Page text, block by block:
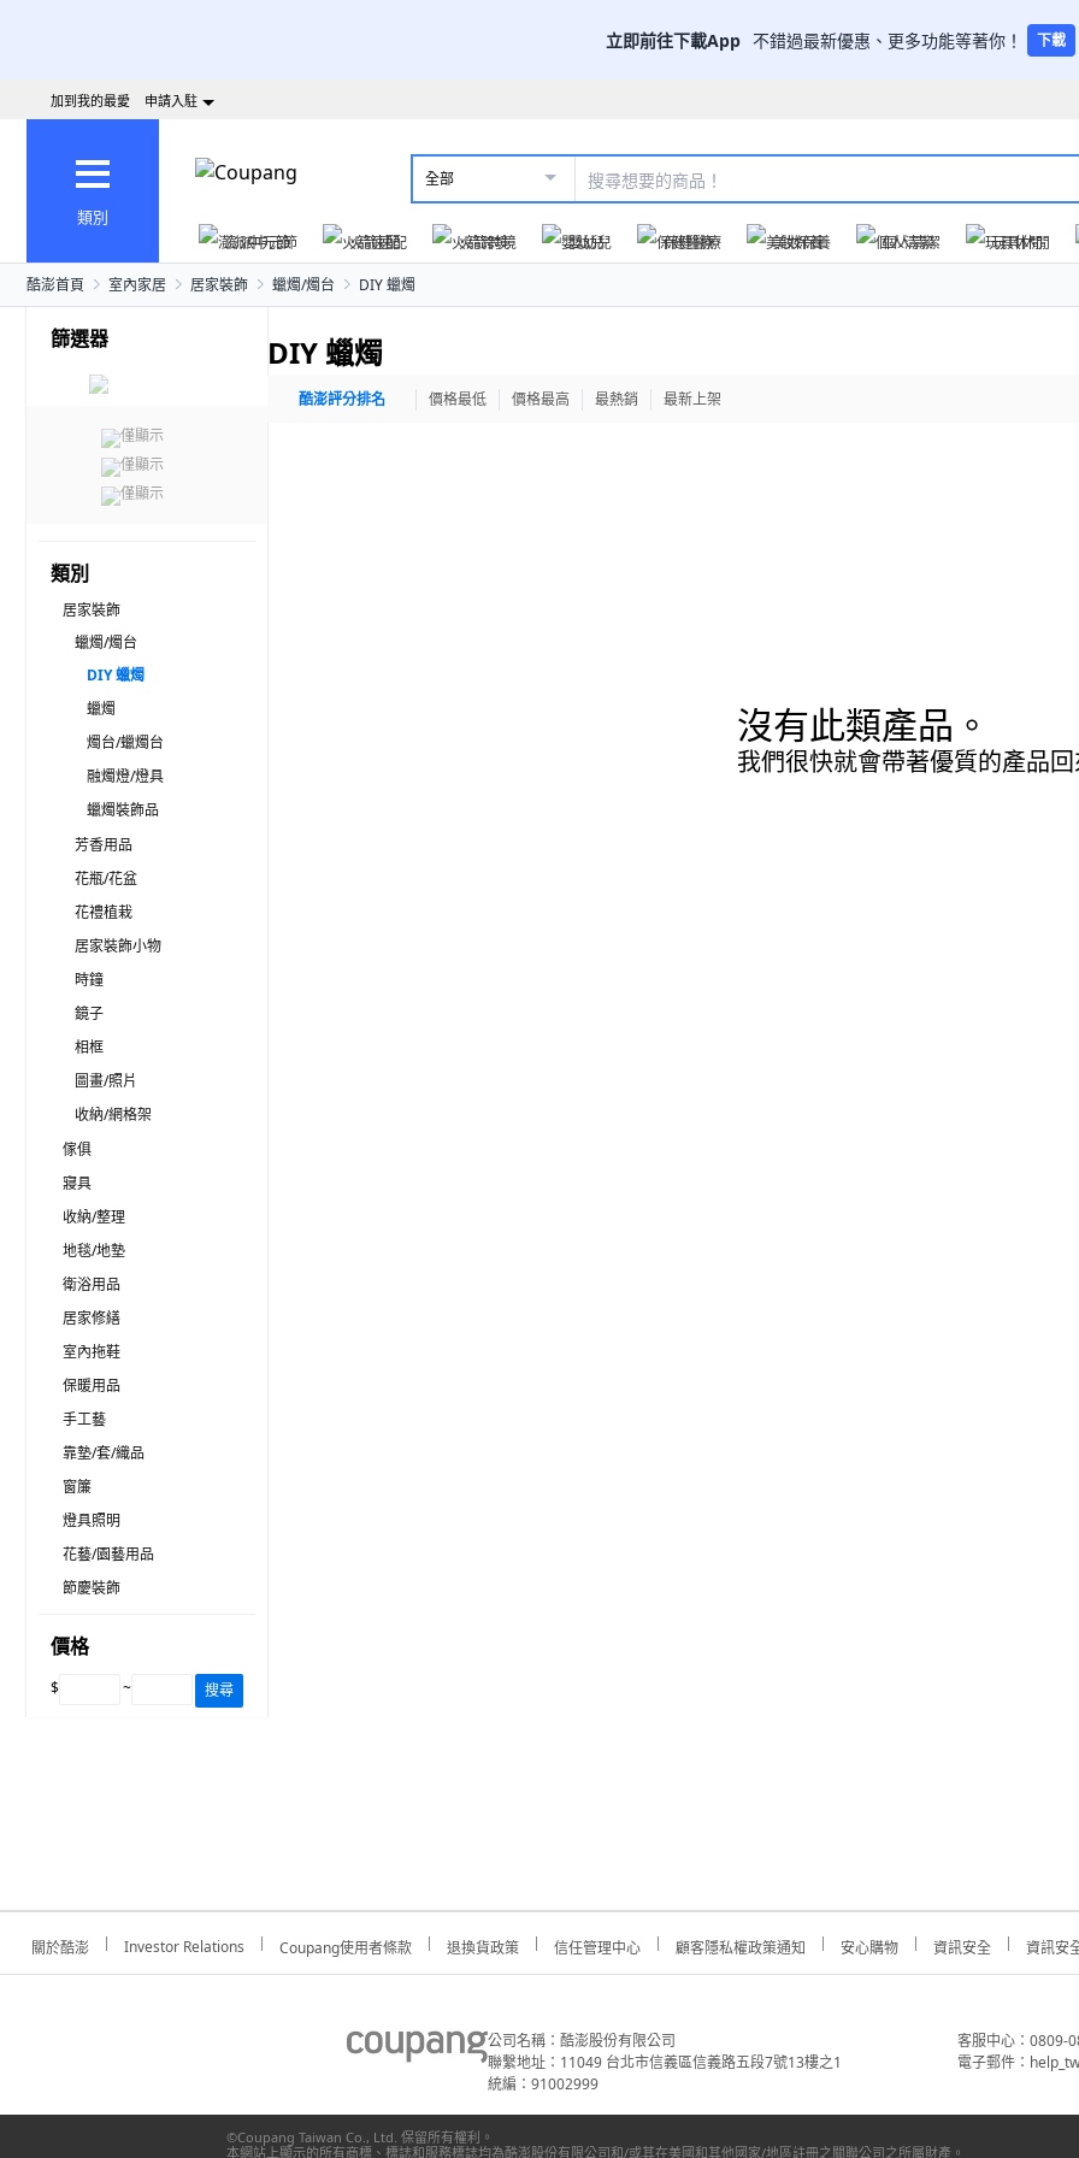
立即前往下載App 不錯過最新優惠、更多功能等著你！ 下載
加到我的最愛 申請入駐
類別
全部
澎派中元節 火箭速配 火箭跨境 嬰幼兒 保健醫療 美妝保養 個人清潔 玩具休閒
酷澎首頁 室內家居 居家裝飾 蠟燭/燭台 DIY 蠟燭
篩選器
僅顯示
僅顯示
僅顯示
類別
居家裝飾
蠟燭/燭台
DIY 蠟燭
蠟燭
燭台/蠟燭台
融燭燈/燈具
蠟燭裝飾品
芳香用品
花瓶/花盆
花禮植栽
居家裝飾小物
時鐘
鏡子
相框
圖畫/照片
收納/網格架
傢俱
寢具
收納/整理
地毯/地墊
衛浴用品
居家修繕
室內拖鞋
保暖用品
手工藝
靠墊/套/織品
窗簾
燈具照明
花藝/園藝用品
節慶裝飾
價格
$ ~ 搜尋
DIY 蠟燭
酷澎評分排名 價格最低 價格最高 最熱銷 最新上架
沒有此類產品。
我們很快就會帶著優質的產品
關於酷澎 Investor Relations Coupang使用者條款 退換貨政策 信任管理中心 顧客隱私權政策通知 安心購物 資訊安全 資訊安
公司名稱：酷澎股份有限公司
聯繫地址：11049 台北市信義區信義路五段7號13樓之1
統編：91002999
客服中心：0809-
電子郵件：
©Coupang Taiwan Co., Ltd. 保留所有權利。
本網站上顯示的所有商標、標誌和服務標誌均為酷澎股份有限公司和/或其在美國和其他國家/地區註冊之關聯公司之所屬財產。